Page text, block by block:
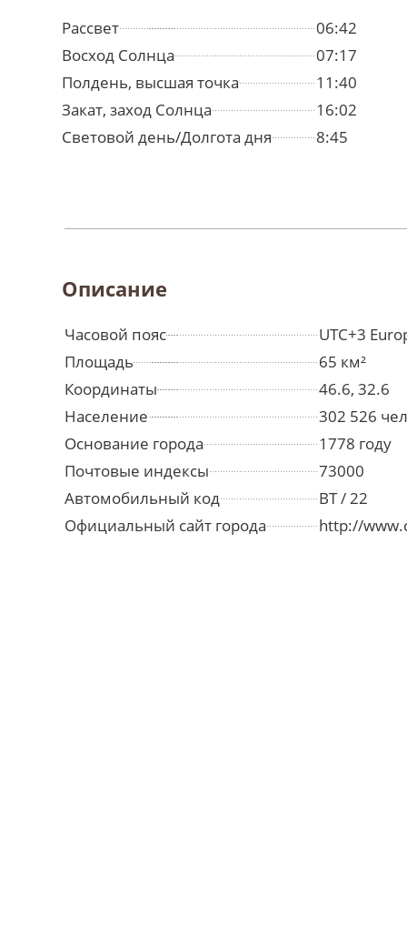
Рассвет
06:42
Восход Солнца
07:17
Полдень, высшая точка
11:40
Закат, заход Солнца
16:02
Световой день/Долгота дня
8:45
Описание
Часовой пояс
UTC+3
Площадь
65 км²
Координаты
46.6, 32.6
Население
302 526
Основание города
1778 году
Почтовые индексы
73000
Автомобильный код
BT / 22
Официальный сайт города
http://